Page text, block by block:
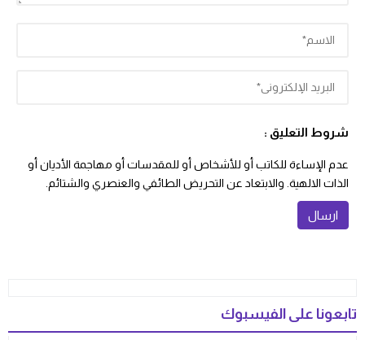
شروط التعليق :
عدم الإساءة للكاتب أو للأشخاص أو للمقدسات أو مهاجمة الأديان أو
الذات الالهية. والابتعاد عن التحريض الطائفي والعنصري والشتائم.
تابعونا على الفيسبوك